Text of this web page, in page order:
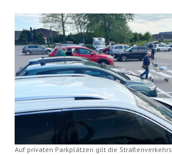
Auf privaten Parkplätzen gilt die